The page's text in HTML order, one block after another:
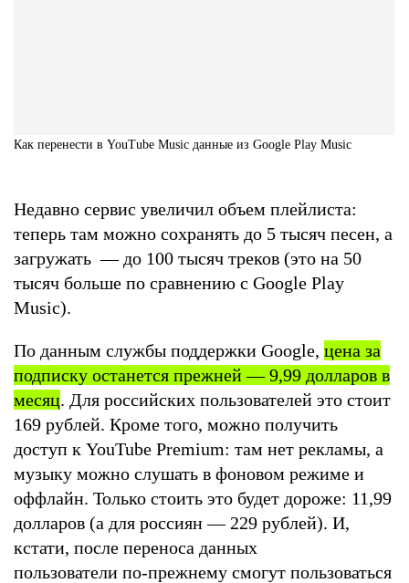
Как перенести в YouTube Music данные из Google Play Music
Недавно сервис увеличил объем плейлиста:
теперь там можно сохранять до 5 тысяч песен, а
загружать — до 100 тысяч треков (это на 50
тысяч больше по сравнению с Google Play
Music).
По данным службы поддержки Google, цена за
подписку останется прежней — 9,99 долларов в
месяц. Для российских пользователей это стоит
169 рублей. Кроме того, можно получить
доступ к YouTube Premium: там нет рекламы, а
музыку можно слушать в фоновом режиме и
оффлайн. Только стоить это будет дороже: 11,99
долларов (а для россиян — 229 рублей). И,
кстати, после переноса данных
пользователи по-прежнему смогут пользоваться